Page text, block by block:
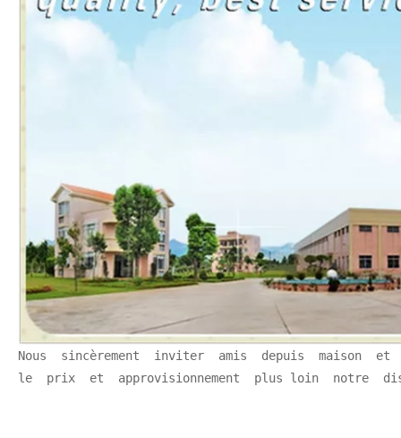
Nous  sincèrement  inviter  amis  depuis  maison
le  prix  et  approvisionnement  plus loin  notre